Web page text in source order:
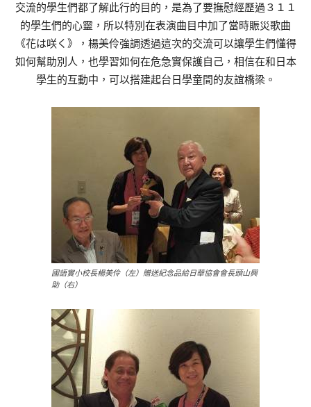
交流的學生們都了解此行的目的，是為了要撫慰經歷過３１１
的學生們的心靈，所以特別在表演曲目中加了當時賑災歌曲
《花は咲く》，楊美伶強調透過這次的交流可以讓學生們懂得
如何幫助別人，也學習如何在危急實保護自己，相信在和日本
學生的互動中，可以搭建起台日學童間的友誼橋梁。
國語實小校長楊美伶（左）贈送紀念品給日華協會會長頭山興
助（右）